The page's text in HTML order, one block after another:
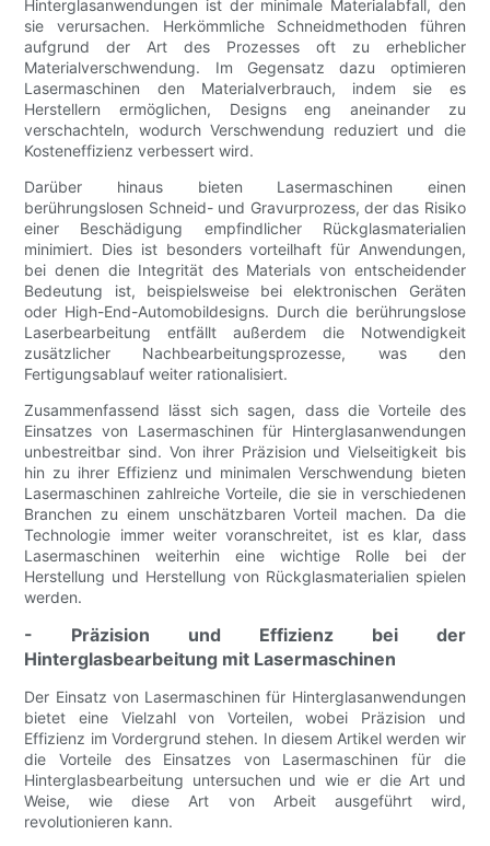
Hinterglasanwendungen ist der minimale Materialabfall, den
sie verursachen. Herkömmliche Schneidmethoden führen
aufgrund der Art des Prozesses oft zu erheblicher
Materialverschwendung. Im Gegensatz dazu optimieren
Lasermaschinen den Materialverbrauch, indem sie es
Herstellern ermöglichen, Designs eng aneinander zu
verschachteln, wodurch Verschwendung reduziert und die
Kosteneffizienz verbessert wird.
Darüber hinaus bieten Lasermaschinen einen
berührungslosen Schneid- und Gravurprozess, der das Risiko
einer Beschädigung empfindlicher Rückglasmaterialien
minimiert. Dies ist besonders vorteilhaft für Anwendungen,
bei denen die Integrität des Materials von entscheidender
Bedeutung ist, beispielsweise bei elektronischen Geräten
oder High-End-Automobildesigns. Durch die berührungslose
Laserbearbeitung entfällt außerdem die Notwendigkeit
zusätzlicher Nachbearbeitungsprozesse, was den
Fertigungsablauf weiter rationalisiert.
Zusammenfassend lässt sich sagen, dass die Vorteile des
Einsatzes von Lasermaschinen für Hinterglasanwendungen
unbestreitbar sind. Von ihrer Präzision und Vielseitigkeit bis
hin zu ihrer Effizienz und minimalen Verschwendung bieten
Lasermaschinen zahlreiche Vorteile, die sie in verschiedenen
Branchen zu einem unschätzbaren Vorteil machen. Da die
Technologie immer weiter voranschreitet, ist es klar, dass
Lasermaschinen weiterhin eine wichtige Rolle bei der
Herstellung und Herstellung von Rückglasmaterialien spielen
werden.
- Präzision und Effizienz bei der
Hinterglasbearbeitung mit Lasermaschinen
Der Einsatz von Lasermaschinen für Hinterglasanwendungen
bietet eine Vielzahl von Vorteilen, wobei Präzision und
Effizienz im Vordergrund stehen. In diesem Artikel werden wir
die Vorteile des Einsatzes von Lasermaschinen für die
Hinterglasbearbeitung untersuchen und wie er die Art und
Weise, wie diese Art von Arbeit ausgeführt wird,
revolutionieren kann.